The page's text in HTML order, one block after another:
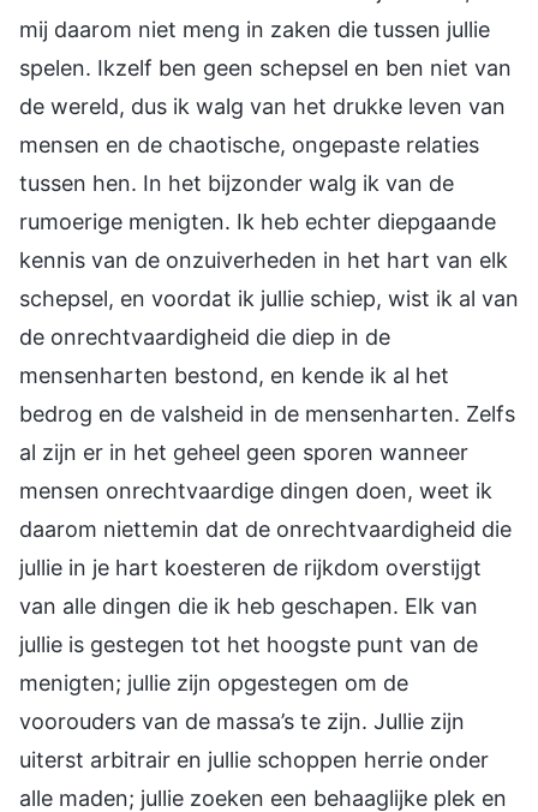
mij daarom niet meng in zaken die tussen jullie
spelen. Ikzelf ben geen schepsel en ben niet van
de wereld, dus ik walg van het drukke leven van
mensen en de chaotische, ongepaste relaties
tussen hen. In het bijzonder walg ik van de
rumoerige menigten. Ik heb echter diepgaande
kennis van de onzuiverheden in het hart van elk
schepsel, en voordat ik jullie schiep, wist ik al van
de onrechtvaardigheid die diep in de
mensenharten bestond, en kende ik al het
bedrog en de valsheid in de mensenharten. Zelfs
al zijn er in het geheel geen sporen wanneer
mensen onrechtvaardige dingen doen, weet ik
daarom niettemin dat de onrechtvaardigheid die
jullie in je hart koesteren de rijkdom overstijgt
van alle dingen die ik heb geschapen. Elk van
jullie is gestegen tot het hoogste punt van de
menigten; jullie zijn opgestegen om de
voorouders van de massa’s te zijn. Jullie zijn
uiterst arbitrair en jullie schoppen herrie onder
alle maden; jullie zoeken een behaaglijke plek en